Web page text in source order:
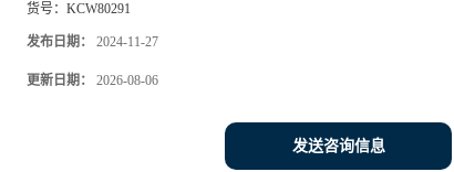
货号： KCW80291
发布日期： 2024-11-27
更新日期： 2026-08-06
发送咨询信息